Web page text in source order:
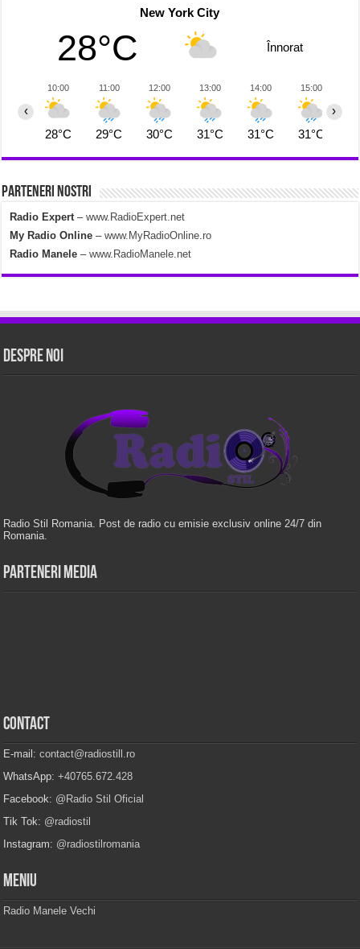
New York City
28°C Înnorat
10:00
28°C
11:00
29°C
12:00
30°C
13:00
31°C
14:00
31°C
15:00
31°C
‹ ›
Parteneri Nostri
Radio Expert–www.RadioExpert.net
My Radio Online –www.MyRadioOnline.ro
Radio Manele–www.RadioManele.net
Despre Noi
Radio Stil Romania. Post de radio cu emisie exclusiv online 24/7 din
Romania.
Parteneri Media
Contact
E-mail:contact@radiostill.ro
WhatsApp:+40765.672.428
Facebook: @Radio Stil Oficial
Tik Tok: @radiostil
Instagram: @radiostilromania
Meniu
Radio Manele Vechi